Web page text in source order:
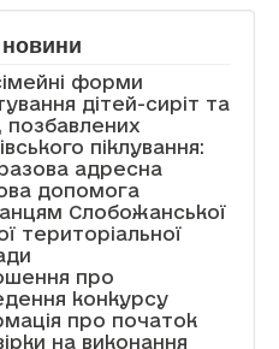
новини
форми
дітей-сиріт та
позбавлених
піклування:
адресна
допомога
Слобожанської
територіальної
про
конкурсу
про початок
на виконання